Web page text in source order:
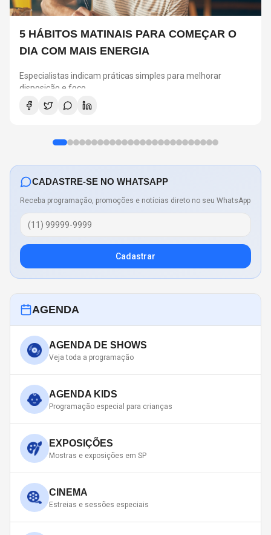
5 HÁBITOS MATINAIS PARA COMEÇAR O
DIA COM MAIS ENERGIA
Especialistas indicam práticas simples para melhorar
disposição e foco
CADASTRE-SE NO WHATSAPP
Receba programação, promoções e notícias direto no seu WhatsApp
Cadastrar
AGENDA
AGENDA DE SHOWS
Veja toda a programação
AGENDA KIDS
Programação especial para crianças
EXPOSIÇÕES
Mostras e exposições em SP
CINEMA
Estreias e sessões especiais